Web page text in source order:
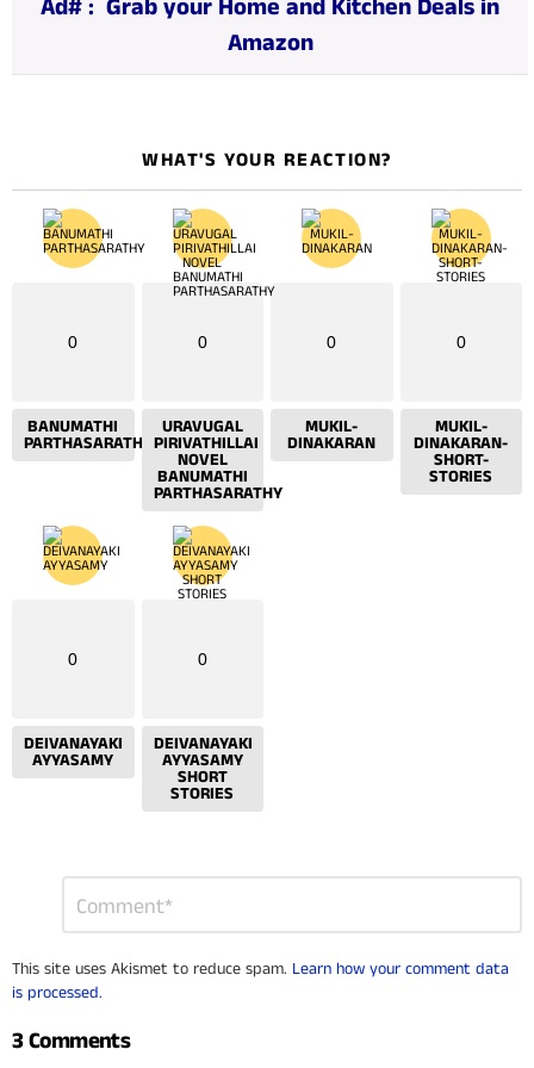
Ad# : Grab your Home and Kitchen Deals in
Amazon
WHAT'S YOUR REACTION?
0
BANUMATHI
PARTHASARATHY
0
URAVUGAL
PIRIVATHILLAI
NOVEL
BANUMATHI
PARTHASARATHY
0
MUKIL-
DINAKARAN
0
MUKIL-
DINAKARAN-
SHORT-
STORIES
0
DEIVANAYAKI
AYYASAMY
0
DEIVANAYAKI
AYYASAMY
SHORT
STORIES
This site uses Akismet to reduce spam. Learn how your comment data
is processed.
3 Comments